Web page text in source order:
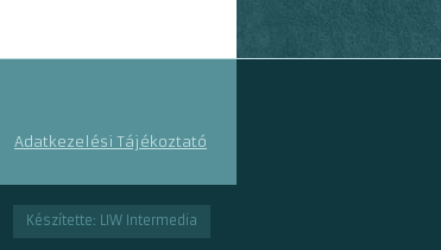
Adatkezelési Tájékoztató
Készítette: LIW Intermedia